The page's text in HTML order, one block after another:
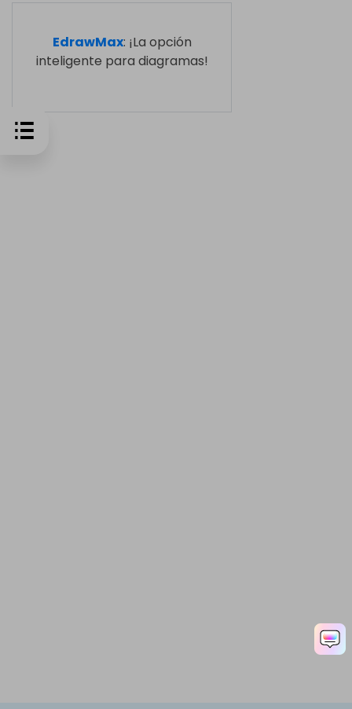
EdrawMax: ¡La opción
inteligente para diagramas!